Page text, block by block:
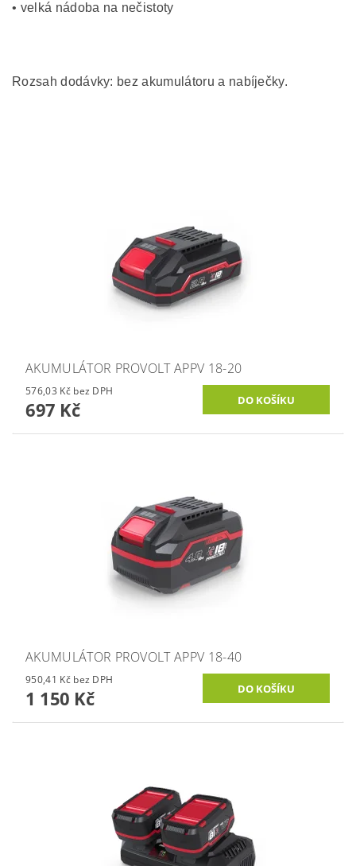
• velká nádoba na nečistoty
Rozsah dodávky: bez akumulátoru a nabíječky.
AKUMULÁTOR PROVOLT APPV 18-20
576,03 Kč bez DPH
697 Kč
AKUMULÁTOR PROVOLT APPV 18-40
950,41 Kč bez DPH
1 150 Kč